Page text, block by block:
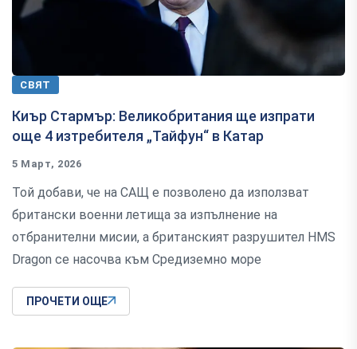
СВЯТ
Киър Стармър: Великобритания ще изпрати
още 4 изтребителя „Тайфун“ в Катар
5 Март, 2026
Той добави, че на САЩ е позволено да използват
британски военни летища за изпълнение на
отбранителни мисии, а британският разрушител HMS
Dragon се насочва към Средиземно море
ПРОЧЕТИ ОЩЕ